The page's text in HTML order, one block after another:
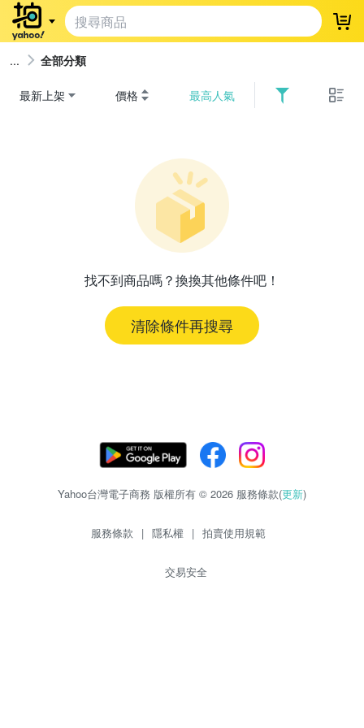
登
全部分類
最新上架 價格 最高人氣
找不到商品嗎？換換其他條件吧！
清除條件再搜尋
Yahoo台灣電子商務 版權所有 © 2026 服務條款(更新)
服務條款 | 隱私權 | 拍賣使用規範
交易安全